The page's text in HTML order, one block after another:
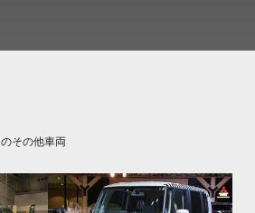
のその他車両